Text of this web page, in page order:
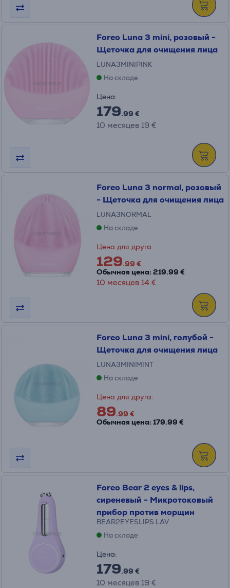
Foreo Luna 3 mini, розовый -
Щеточка для очищения лица
LUNA3MINIPINK
На складе
Цена:
179.99 €
10 месяцев 19 €
Foreo Luna 3 normal, розовый
- Щеточка для очищения лица
LUNA3NORMAL
На складе
Цена для друга:
129.99 €
Обычная цена: 219.99 €
10 месяцев 14 €
Foreo Luna 3 mini, голубой -
Щеточка для очищения лица
LUNA3MINIMINT
На складе
Цена для друга:
89.99 €
Обычная цена: 179.99 €
Foreo Bear 2 eyes & lips,
сиреневый - Микротоковый
прибор против морщин
BEAR2EYESLIPS.LAV
На складе
Цена:
179.99 €
10 месяцев 19 €